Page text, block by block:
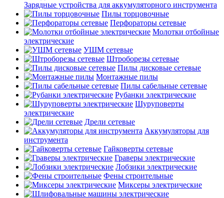
Зарядные устройства для аккумуляторного инструмента
Пилы торцовочные
Перфораторы сетевые
Молотки отбойные
электрические
УШМ сетевые
Штроборезы сетевые
Пилы дисковые сетевые
Монтажные пилы
Пилы сабельные сетевые
Рубанки электрические
Шуруповерты
электрические
Дрели сетевые
Аккумуляторы для
инструмента
Гайковерты сетевые
Граверы электрические
Лобзики электрические
Фены строительные
Миксеры электрические